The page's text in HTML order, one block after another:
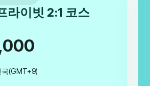
라이빗 2:1 코스
(GMT+9)